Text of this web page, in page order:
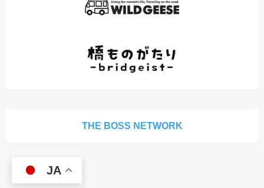
THE BOSS NETWORK
JA